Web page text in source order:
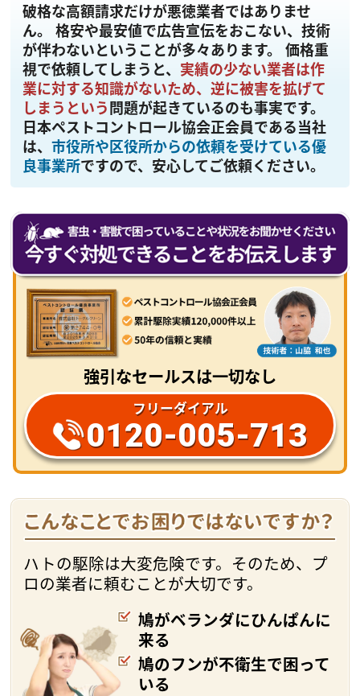
破格な高額請求だけが悪徳業者ではありませ
ん。
格安や最安値で広告宣伝をおこない、技術
が伴わないということが多々あります。 価格重
視で依頼してしまうと、 実績の少ない業者は作
業に対する知識がないため、逆に被害を拡げて
しまうという問題が起きているのも事実です。
日本ペストコントロール協会正会員である当社
は、市役所や区役所からの依頼を受けている優
良事業所ですので、安心してご依頼ください。
強引なセールスは一切なし
フリーダイアル
0120-005-713
ハトの駆除は大変危険です。そのため、プ
ロの業者に頼むことが大切です。
鳩がベランダにひんぱんに
来る
鳩のフンが不衛生で困って
いる